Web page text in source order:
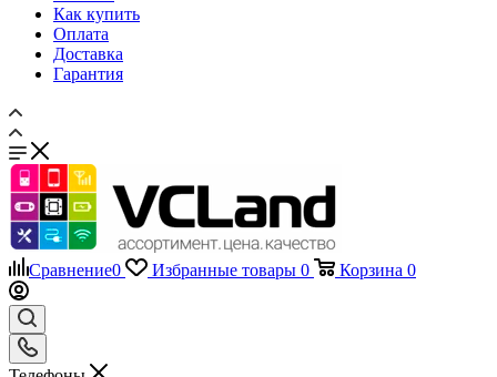
Сравнение 0 Избранные товары
Телефоны
+7 495 135-39-43